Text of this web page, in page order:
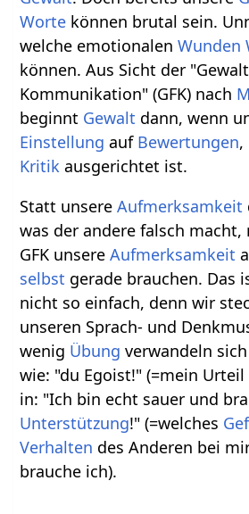
Worte können brutal sein.
welche emotionalenWunden
können. Aus Sicht der
Kommunikation" (GFK) nach
beginnt Gewalt dann, wenn
Einstellung auf Bewertungen,
Kritik ausgerichtet ist.
Statt unsereAufmerksamkeit
was der andere falsch
GFK unsereAufmerksamkeit
selbst gerade brauchen. Das
nicht so einfach, denn wir
unseren Sprach- und
wenig Übung verwandeln
wie: "du Egoist!" (=mein
in: "Ich bin echt sauer und
Unterstützung!" (=welches
Verhalten des Anderen bei
brauche ich).